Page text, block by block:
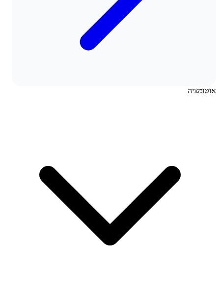
אוטומציה